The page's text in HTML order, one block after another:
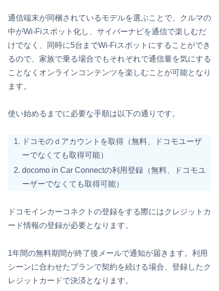
通信端末が同梱されているモデルを選ぶことで、クルマの
中がWi-Fiスポット化し、サイバーナビを通信で楽しむだ
けでなく、同時に5台までWi-Fiスポットにすることができ
るので、家族で乗る場合でもそれぞれで通信量を気にする
ことなくオンラインコンテンツを楽しむことが可能となり
ます。
使い始めるまでに必要な手順は以下の通りです。
ドコモのｄアカウントを取得（無料、ドコモユーザ
ーでなくても取得可能）
docomo in Car Connectの利用登録（無料、ドコモユ
ーザーでなくても取得可能）
ドコモインカーコネクトの登録をする際にはクレジットカ
ード情報の登録が必要となります。
1年間の無料期間が終了後メールで通知が届きます。利用
シーンに合わせたプランで契約を続ける場合、登録したク
レジットカードで決済となります。